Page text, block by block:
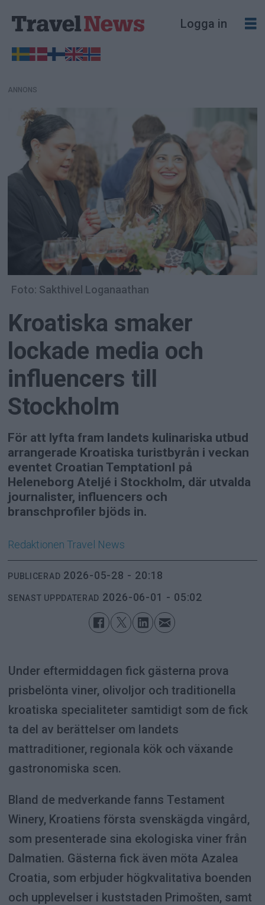
Logga in
ANNONS
Foto: Sakthivel Loganaathan
Kroatiska smaker
lockade media och
influencers till
Stockholm
För att lyfta fram landets kulinariska utbud
arrangerade Kroatiska turistbyrån i veckan
eventet Croatian TemptationI på
Heleneborg Ateljé i Stockholm, där utvalda
journalister, influencers och
branschprofiler bjöds in.
Redaktionen Travel News
PUBLICERAD 2026-05-28 - 20:18
SENAST UPPDATERAD 2026-06-01 - 05:02
Under eftermiddagen fick gästerna prova
prisbelönta viner, olivoljor och traditionella
kroatiska specialiteter samtidigt som de fick
ta del av berättelser om landets
mattraditioner, regionala kök och växande
gastronomiska scen.
Bland de medverkande fanns Testament
Winery, Kroatiens första svenskägda vingård,
som presenterade sina ekologiska viner från
Dalmatien. Gästerna fick även möta Azalea
Croatia, som erbjuder högkvalitativa boenden
och upplevelser i kuststaden Primošten, samt